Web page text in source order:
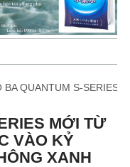
BA QUANTUM S-SERIES
MỚI TỪ
VÀO KỶ
XANH